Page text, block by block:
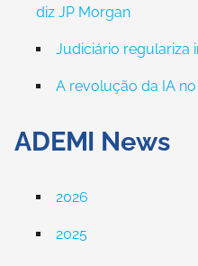
diz JP Morgan
Judiciário regulariza
A revolução da IA
ADEMI News
2026
2025